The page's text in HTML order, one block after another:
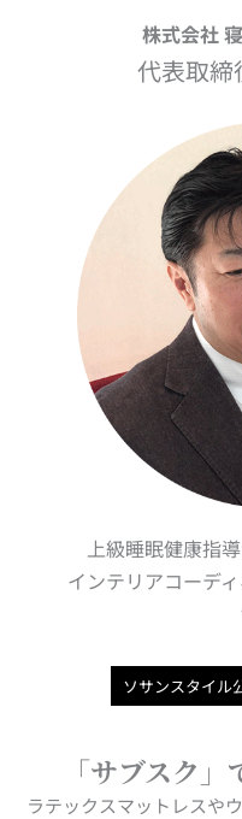
株式会社
代表取
上級睡眠健康指
インテリアコーデ
ソサンスタイル
「サブスク
ラテックスマットレスや